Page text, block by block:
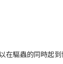
驅蟲的同時起